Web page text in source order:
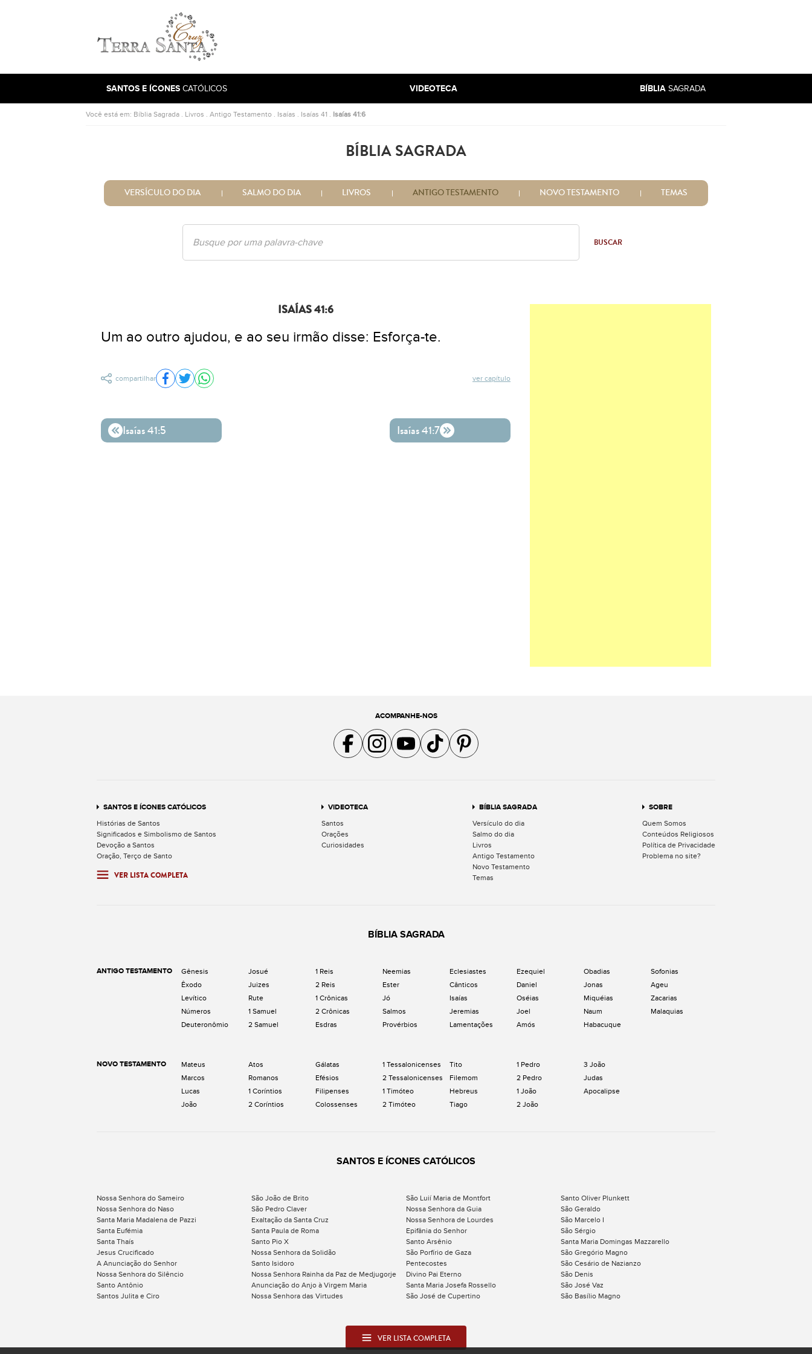
Ir para a página inicial
SANTOS E ÍCONES CATÓLICOS VIDEOTECA BÍBLIA SAGRADA
Você está em: Bíblia Sagrada . Livros . Antigo Testamento . Isaías . Isaías 41 . Isaías 41:6
BÍBLIA SAGRADA
VERSÍCULO DO DIA SALMO DO DIA LIVROS ANTIGO TESTAMENTO NOVO TESTAMENTO TEMAS
BUSCAR
ISAÍAS 41:6
Um ao outro ajudou, e ao seu irmão disse: Esforça-te.
ver capítulo
compartilhar Compartilhar no Facebook
Compartilhar no Twitter
Compartilhar no WhatsApp
Isaías 41:5 Isaías 41:7
ACOMPANHE-NOS
Acompanhe a gente no Facebook
Acompanhe a gente no Instagram
Acompanhe a gente no YouTube
Acompanhe a gente no TikTok
Acompanhe a gente no Pinterest
SANTOS E ÍCONES CATÓLICOS
Histórias de Santos
Significados e Simbolismo de Santos
Devoção a Santos
Oração, Terço de Santo
VER LISTA COMPLETA
VIDEOTECA
Santos
Orações
Curiosidades
BÍBLIA SAGRADA
Versículo do dia
Salmo do dia
Livros
Antigo Testamento
Novo Testamento
Temas
SOBRE
Quem Somos
Conteúdos Religiosos
Política de Privacidade
Problema no site?
BÍBLIA SAGRADA
ANTIGO TESTAMENTO
Gênesis
Êxodo
Levítico
Números
Deuteronômio
Josué
Juizes
Rute
1 Samuel
2 Samuel
1 Reis
2 Reis
1 Crônicas
2 Crônicas
Esdras
Neemias
Ester
Jó
Salmos
Provérbios
Eclesiastes
Cânticos
Isaías
Jeremias
Lamentações
Ezequiel
Daniel
Oséias
Joel
Amós
Obadias
Jonas
Miquéias
Naum
Habacuque
Sofonias
Ageu
Zacarias
Malaquias
NOVO TESTAMENTO
Mateus
Marcos
Lucas
João
Atos
Romanos
1 Coríntios
2 Coríntios
Gálatas
Efésios
Filipenses
Colossenses
1 Tessalonicenses
2 Tessalonicenses
1 Timóteo
2 Timóteo
Tito
Filemom
Hebreus
Tiago
1 Pedro
2 Pedro
1 João
2 João
3 João
Judas
Apocalipse
SANTOS E ÍCONES CATÓLICOS
Nossa Senhora do Sameiro São João de Brito São Luií Maria de Montfort
Santo Oliver Plunkett
Nossa Senhora do Naso
São Pedro Claver Nossa Senhora da Guia
São Geraldo
Santa Maria Madalena de Pazzi
Exaltação da Santa Cruz Nossa Senhora de Lourdes
São Marcelo I
Santa Eufémia
Santa Paula de Roma Epifânia do Senhor
São Sérgio
Santa Thaís
Santo Pio X Santo Arsênio
Santa Maria Domingas Mazzarello
Jesus Crucificado
Nossa Senhora da Solidão São Porfírio de Gaza
São Gregório Magno
A Anunciação do Senhor
Santo Isidoro Pentecostes
São Cesário de Nazianzo
Nossa Senhora do Silêncio
Nossa Senhora Rainha da Paz de Medjugorje Divino Pai Eterno
São Denis
Santo Antônio
Anunciação do Anjo à Virgem Maria Santa Maria Josefa Rossello
São José Vaz
Santos Julita e Ciro
Nossa Senhora das Virtudes São José de Cupertino São Basílio Magno
VER LISTA COMPLETA